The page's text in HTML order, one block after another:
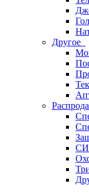
Другое